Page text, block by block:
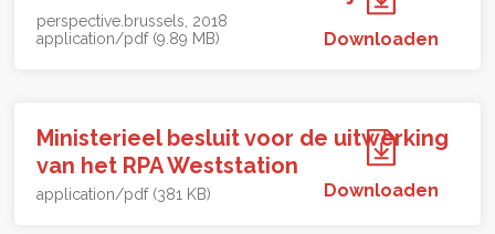
perspective.brussels 2018
application/pdf (9.89 MB)
Downloaden
Ministerieel besluit voor de uitwerking
van het RPA Weststation
application/pdf (381 KB) Downloaden